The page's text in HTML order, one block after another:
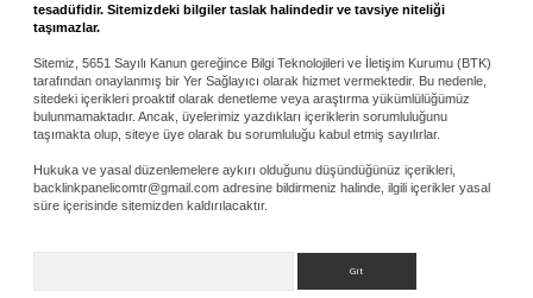
tesadüfidir. Sitemizdeki bilgiler taslak halindedir ve tavsiye niteliği
taşımazlar.
Sitemiz, 5651 Sayılı Kanun gereğince Bilgi Teknolojileri ve İletişim Kurumu (BTK)
tarafından onaylanmış bir Yer Sağlayıcı olarak hizmet vermektedir. Bu nedenle,
sitedeki içerikleri proaktif olarak denetleme veya araştırma yükümlülüğümüz
bulunmamaktadır. Ancak, üyelerimiz yazdıkları içeriklerin sorumluluğunu
taşımakta olup, siteye üye olarak bu sorumluluğu kabul etmiş sayılırlar.
Hukuka ve yasal düzenlemelere aykırı olduğunu düşündüğünüz içerikleri,
backlinkpanelicomtr@gmail.com adresine bildirmeniz halinde, ilgili içerikler yasal
süre içerisinde sitemizden kaldırılacaktır.